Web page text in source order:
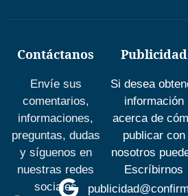
Contáctanos
Envíe sus
comentarios,
informaciones,
preguntas, dudas
y síguenos en
nuestras redes
sociales
Publicidad
Si desea
información
acerca de
publicar con
nosotros
Escríbirnos